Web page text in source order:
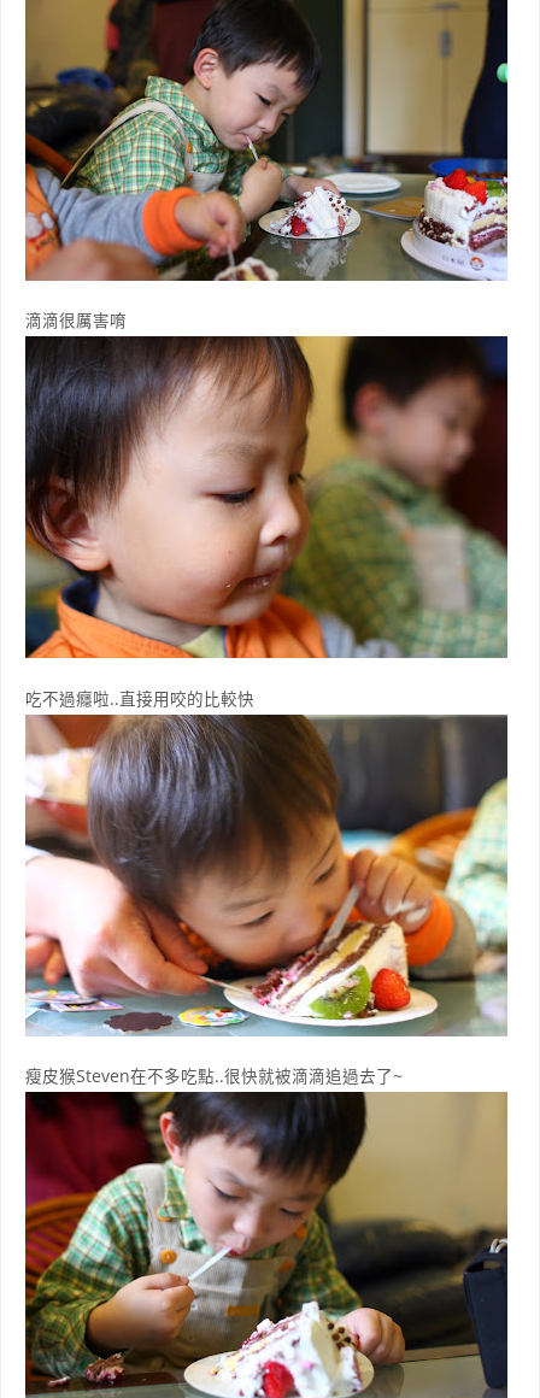
滴滴很厲害唷
吃不過癮啦..直接用咬的比較快
瘦皮猴Steven在不多吃點..很快就被滴滴追過去了~